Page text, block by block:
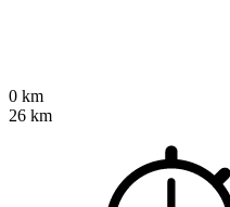
0 km
26 km